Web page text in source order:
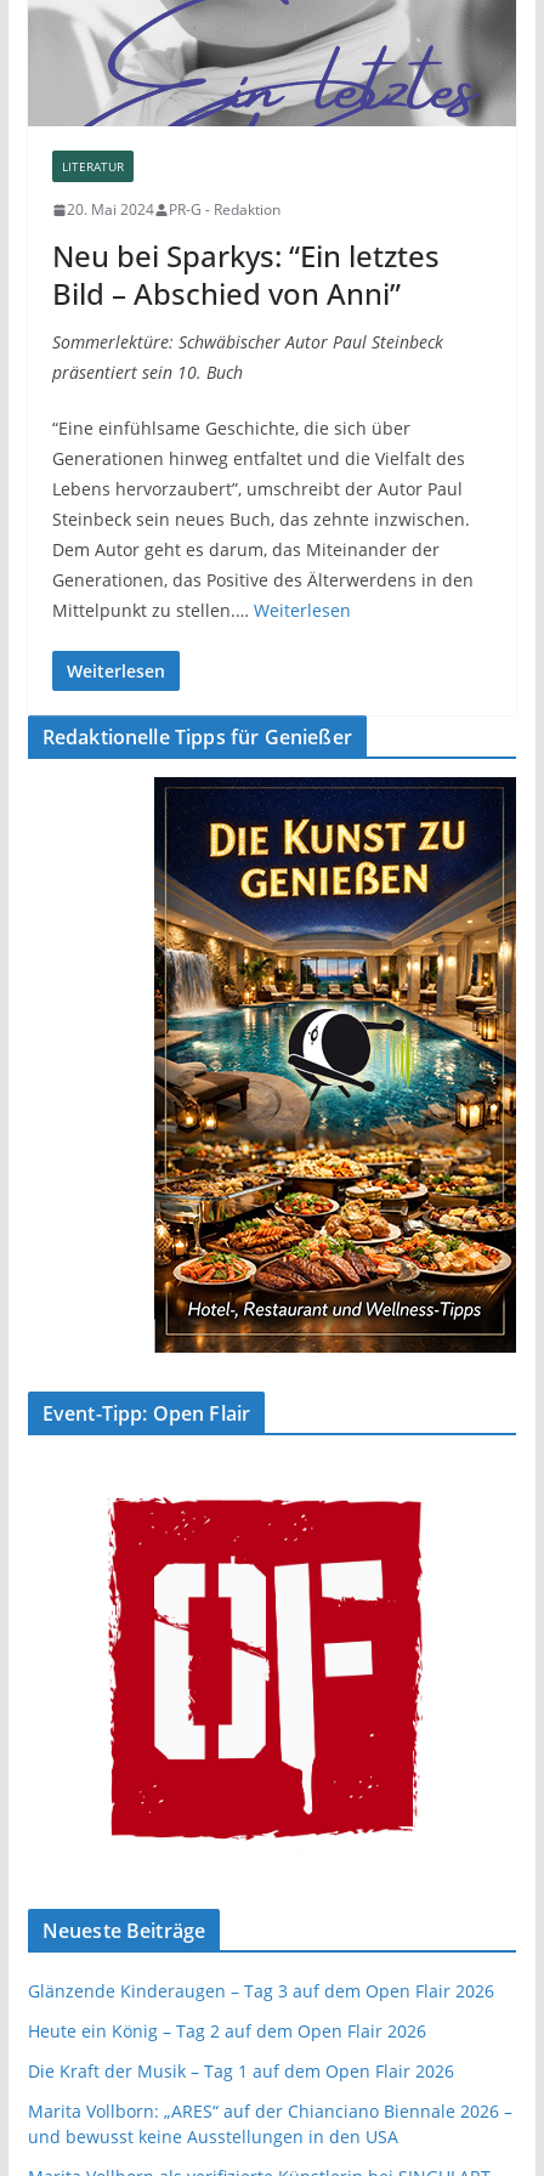
LITERATUR
20. Mai 2024 PR-G - Redaktion
Neu bei Sparkys: “Ein letztes
Bild – Abschied von Anni”
Sommerlektüre: Schwäbischer Autor Paul Steinbeck
präsentiert sein 10. Buch
“Eine einfühlsame Geschichte, die sich über
Generationen hinweg entfaltet und die Vielfalt des
Lebens hervorzaubert”, umschreibt der Autor Paul
Steinbeck sein neues Buch, das zehnte inzwischen.
Dem Autor geht es darum, das Miteinander der
Generationen, das Positive des Älterwerdens in den
Mittelpunkt zu stellen.… Weiterlesen
Weiterlesen
Redaktionelle Tipps für Genießer
Event-Tipp: Open Flair
Neueste Beiträge
Glänzende Kinderaugen – Tag 3 auf dem Open Flair 2026
Heute ein König – Tag 2 auf dem Open Flair 2026
Die Kraft der Musik – Tag 1 auf dem Open Flair 2026
Marita Vollborn: „ARES“ auf der Chianciano Biennale 2026 –
und bewusst keine Ausstellungen in den USA